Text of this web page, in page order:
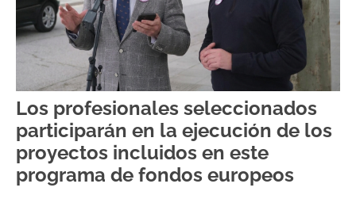
Los profesionales seleccionados
participarán en la ejecución de los
proyectos incluidos en este
programa de fondos europeos